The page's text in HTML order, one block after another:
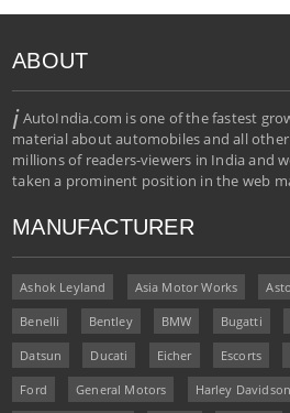
ABOUT
iAutoIndia.com is one of the fastest
material about automobiles and all
millions of readers-viewers in India and
taken a prominent position in the web
MANUFACTURER
Ashok Leyland Asia Motor Works
Benelli Bentley BMW Bugatti
Datsun Ducati Eicher Escorts
Ford General Motors Harley Davidson